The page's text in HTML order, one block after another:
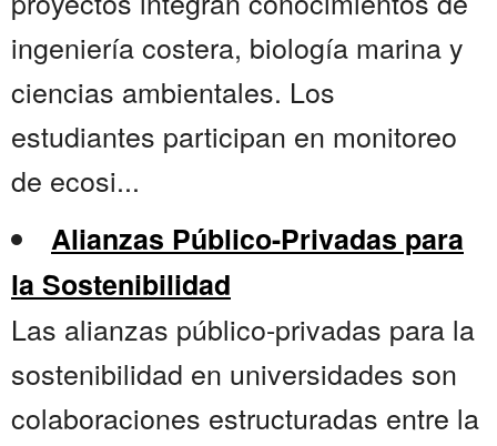
ingeniería costera, biología marina y
ciencias ambientales. Los
estudiantes participan en monitoreo
de ecosi...
Alianzas Público-Privadas para
la Sostenibilidad
Las alianzas público-privadas para la
sostenibilidad en universidades son
colaboraciones estructuradas entre la